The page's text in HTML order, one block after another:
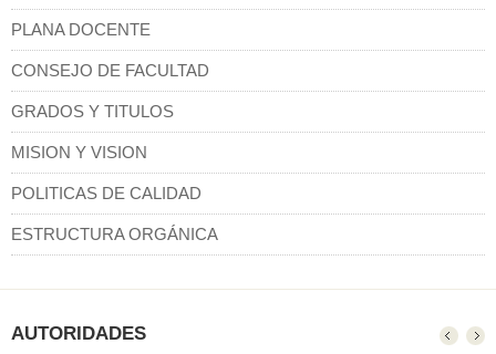
PLANA DOCENTE
CONSEJO DE FACULTAD
GRADOS Y TITULOS
MISION Y VISION
POLITICAS DE CALIDAD
ESTRUCTURA ORGÁNICA
AUTORIDADES